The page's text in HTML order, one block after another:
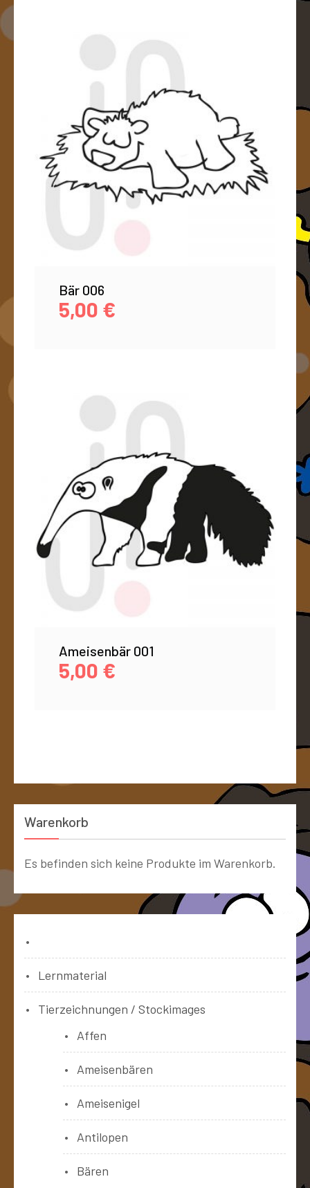
Bär 006
5,00 €
Ameisenbär 001
5,00 €
Warenkorb
Es befinden sich keine Produkte im Warenkorb.
Lernmaterial
Tierzeichnungen / Stockimages
Affen
Ameisenbären
Ameisenigel
Antilopen
Bären